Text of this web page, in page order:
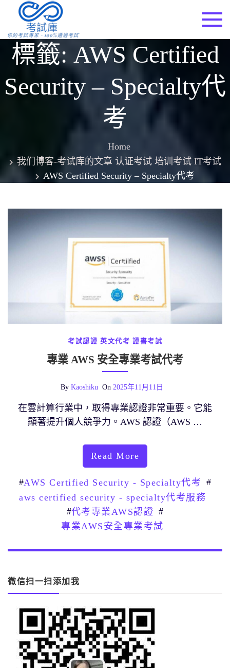
content
標籤: AWS Certified
Security – Specialty代
考
Home
我们博客-考试库的文章 认证考试 培训考试 IT考试
AWS Certified Security – Specialty代考
考試認證 英文代考 證書考試
專業 AWS 安全專業考試代考
By Kaoshiku On 2025年11月11日
在雲計算行業中，取得專業認證非常重要。它能
顯著提升個人競爭力。AWS 認證（AWS …
Read More
#AWS Certified Security - Specialty代考 #
aws certified security - specialty代考服務
#代考專業AWS認證 #
專業AWS安全專業考試
微信扫一扫添加我